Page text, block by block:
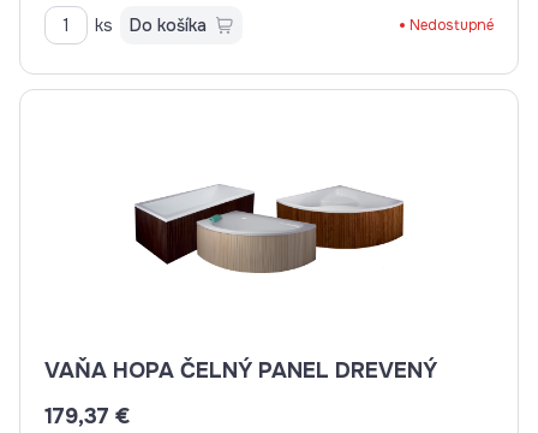
ks Do košíka Nedostupné
VAŇA HOPA ČELNÝ PANEL DREVENÝ
179,37 €